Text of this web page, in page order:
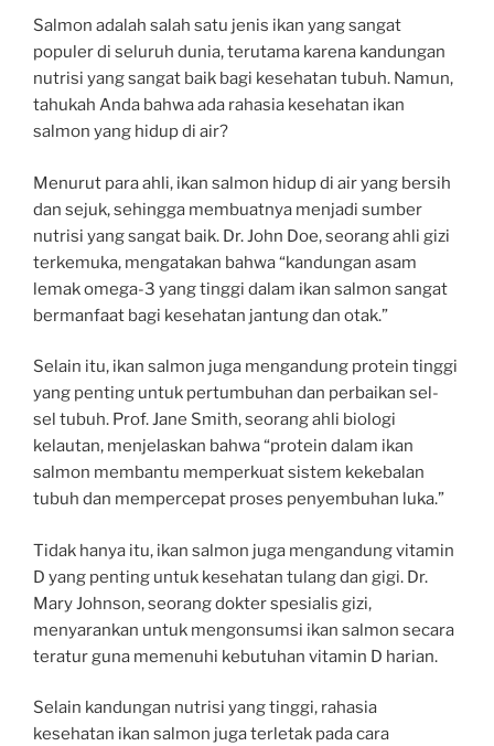
Salmon adalah salah satu jenis ikan yang sangat
populer di seluruh dunia, terutama karena kandungan
nutrisi yang sangat baik bagi kesehatan tubuh. Namun,
tahukah Anda bahwa ada rahasia kesehatan ikan
salmon yang hidup di air?
Menurut para ahli, ikan salmon hidup di air yang bersih
dan sejuk, sehingga membuatnya menjadi sumber
nutrisi yang sangat baik. Dr. John Doe, seorang ahli gizi
terkemuka, mengatakan bahwa “kandungan asam
lemak omega-3 yang tinggi dalam ikan salmon sangat
bermanfaat bagi kesehatan jantung dan otak.”
Selain itu, ikan salmon juga mengandung protein tinggi
yang penting untuk pertumbuhan dan perbaikan sel-
sel tubuh. Prof. Jane Smith, seorang ahli biologi
kelautan, menjelaskan bahwa “protein dalam ikan
salmon membantu memperkuat sistem kekebalan
tubuh dan mempercepat proses penyembuhan luka.”
Tidak hanya itu, ikan salmon juga mengandung vitamin
D yang penting untuk kesehatan tulang dan gigi. Dr.
Mary Johnson, seorang dokter spesialis gizi,
menyarankan untuk mengonsumsi ikan salmon secara
teratur guna memenuhi kebutuhan vitamin D harian.
Selain kandungan nutrisi yang tinggi, rahasia
kesehatan ikan salmon juga terletak pada cara